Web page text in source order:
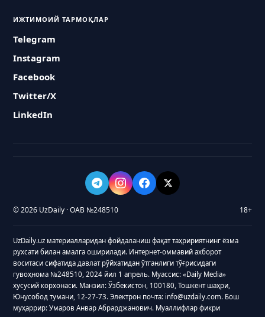
ИЖТИМОИЙ ТАРМОҚЛАР
Telegram
Instagram
Facebook
Twitter/X
LinkedIn
© 2026 UzDaily · ОАВ №248510 18+
UzDaily.uz материалларидан фойдаланиш фақат таҳририятнинг ёзма
рухсати билан амалга оширилади. Интернет-оммавий ахборот
воситаси сифатида давлат рўйхатидан ўтганлиги тўғрисидаги
гувоҳнома №248510, 2024 йил 1 апрель. Муассис: «Daily Media»
хусусий корхонаси. Манзил: Ўзбекистон, 100180, Тошкент шаҳри,
Юнусобод тумани, 12-27-73. Электрон почта: info@uzdaily.com. Бош
муҳаррир: Умаров Анвар Абрарджанович. Муаллифлар фикри